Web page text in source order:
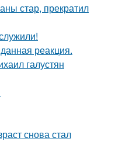
стар, прекратил
реакция.
галустян
снова стал